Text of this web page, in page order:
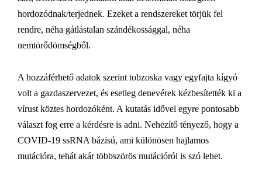
hordozódnak/terjednek. Ezeket a rendszereket törjük fel
rendre, néha gátlástalan szándékossággal, néha
nemtörődömségből.
A hozzáférhető adatok szerint tobzoska vagy egyfajta kígyó
volt a gazdaszervezet, és esetleg denevérek kézbesítették ki a
vírust köztes hordozóként. A kutatás idővel egyre pontosabb
választ fog erre a kérdésre is adni. Nehezítő tényező, hogy a
COVID-19 ssRNA bázisú, ami különösen hajlamos
mutációra, tehát akár többszörös mutációról is szó lehet.